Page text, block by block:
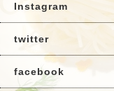
Instagram
twitter
facebook